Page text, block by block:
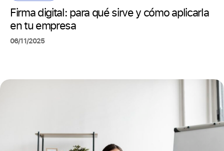
Firma digital: para qué sirve y cómo aplicarla
en tu empresa
06/11/2025